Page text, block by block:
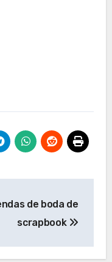
de boda de
scrapbook